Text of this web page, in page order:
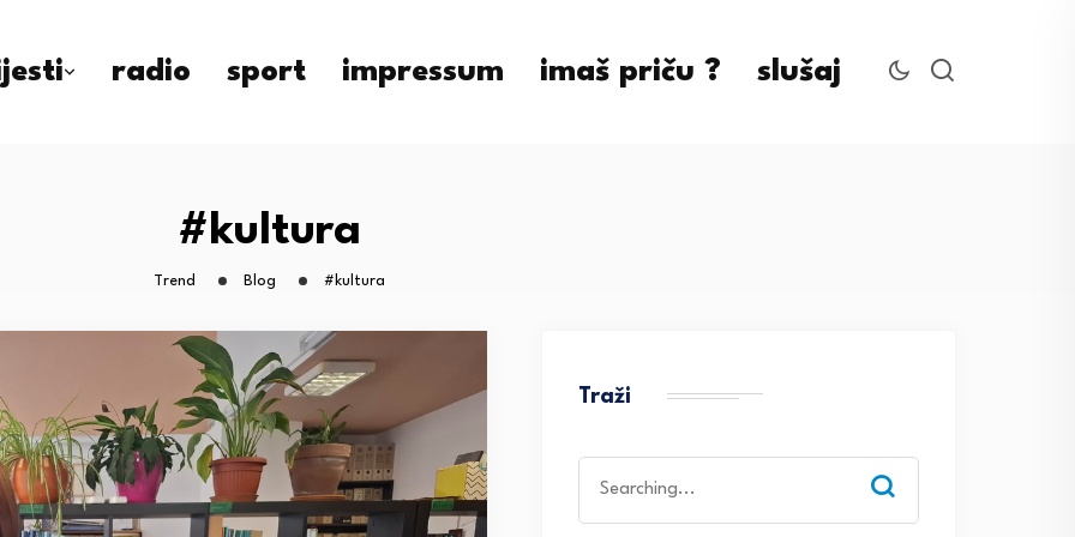
radio sport impressum imaš priču ? slušaj
#kultura
Trend Blog #kultura
Traži
for: